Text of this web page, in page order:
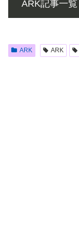
ARK記事一覧
ARK ARK